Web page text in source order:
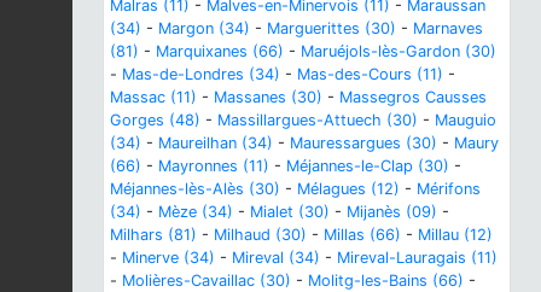
Malras (11) - Malves-en-Minervois (11) - Maraussan
(34) - Margon (34) - Marguerittes (30) - Marnaves
(81) - Marquixanes (66) - Maruéjols-lès-Gardon (30)
- Mas-de-Londres (34) - Mas-des-Cours (11) -
Massac (11) - Massanes (30) - Massegros Causses
Gorges (48) - Massillargues-Attuech (30) - Mauguio
(34) - Maureilhan (34) - Mauressargues (30) - Maury
(66) - Mayronnes (11) - Méjannes-le-Clap (30) -
Méjannes-lès-Alès (30) - Mélagues (12) - Mérifons
(34) - Mèze (34) - Mialet (30) - Mijanès (09) -
Milhars (81) - Milhaud (30) - Millas (66) - Millau (12)
- Minerve (34) - Mireval (34) - Mireval-Lauragais (11)
- Molières-Cavaillac (30) - Molitg-les-Bains (66) -